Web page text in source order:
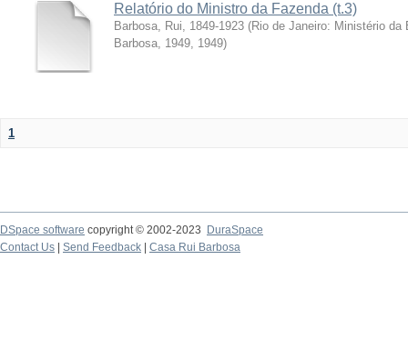
Relatório do Ministro da Fazenda (t.3)
Barbosa, Rui, 1849-1923 (Rio de Janeiro: Ministério
Barbosa, 1949, 1949)
1
DSpace software copyright © 2002-2023
DuraSpace
Contact Us
Send Feedback Casa Rui Barbosa